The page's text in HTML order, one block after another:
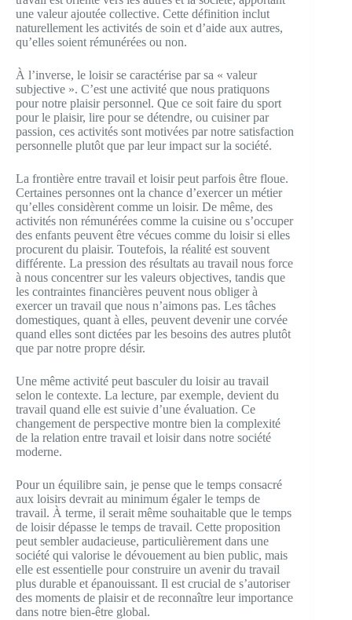
une valeur ajoutée collective. Cette définition inclut
naturellement les activités de soin et d’aide aux autres,
qu’elles soient rémunérées ou non.
À l’inverse, le loisir se caractérise par sa « valeur
subjective ». C’est une activité que nous pratiquons
pour notre plaisir personnel. Que ce soit faire du sport
pour le plaisir, lire pour se détendre, ou cuisiner par
passion, ces activités sont motivées par notre satisfaction
personnelle plutôt que par leur impact sur la société.
La frontière entre travail et loisir peut parfois être floue.
Certaines personnes ont la chance d’exercer un métier
qu’elles considèrent comme un loisir. De même, des
activités non rémunérées comme la cuisine ou s’occuper
des enfants peuvent être vécues comme du loisir si elles
procurent du plaisir. Toutefois, la réalité est souvent
différente. La pression des résultats au travail nous force
à nous concentrer sur les valeurs objectives, tandis que
les contraintes financières peuvent nous obliger à
exercer un travail que nous n’aimons pas. Les tâches
domestiques, quant à elles, peuvent devenir une corvée
quand elles sont dictées par les besoins des autres plutôt
que par notre propre désir.
Une même activité peut basculer du loisir au travail
selon le contexte. La lecture, par exemple, devient du
travail quand elle est suivie d’une évaluation. Ce
changement de perspective montre bien la complexité
de la relation entre travail et loisir dans notre société
moderne.
Pour un équilibre sain, je pense que le temps consacré
aux loisirs devrait au minimum égaler le temps de
travail. À terme, il serait même souhaitable que le temps
de loisir dépasse le temps de travail. Cette proposition
peut sembler audacieuse, particulièrement dans une
société qui valorise le dévouement au bien public, mais
elle est essentielle pour construire un avenir du travail
plus durable et épanouissant. Il est crucial de s’autoriser
des moments de plaisir et de reconnaître leur importance
dans notre bien-être global.